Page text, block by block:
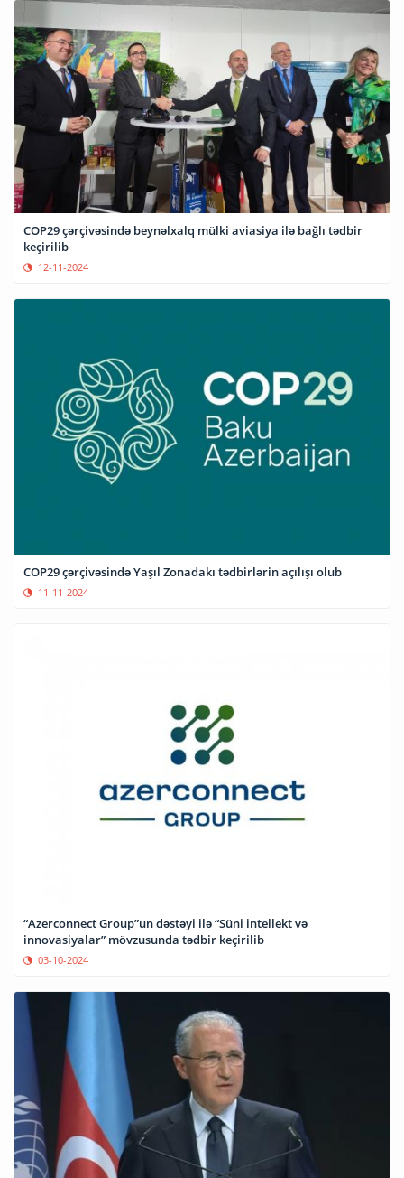
COP29 çərçivəsində beynəlxalq mülki aviasiya ilə bağlı tədbir
keçirilib
12-11-2024
COP29 çərçivəsində Yaşıl Zonadakı tədbirlərin açılışı olub
11-11-2024
“Azerconnect Group”un dəstəyi ilə “Süni intellekt və
innovasiyalar” mövzusunda tədbir keçirilib
03-10-2024